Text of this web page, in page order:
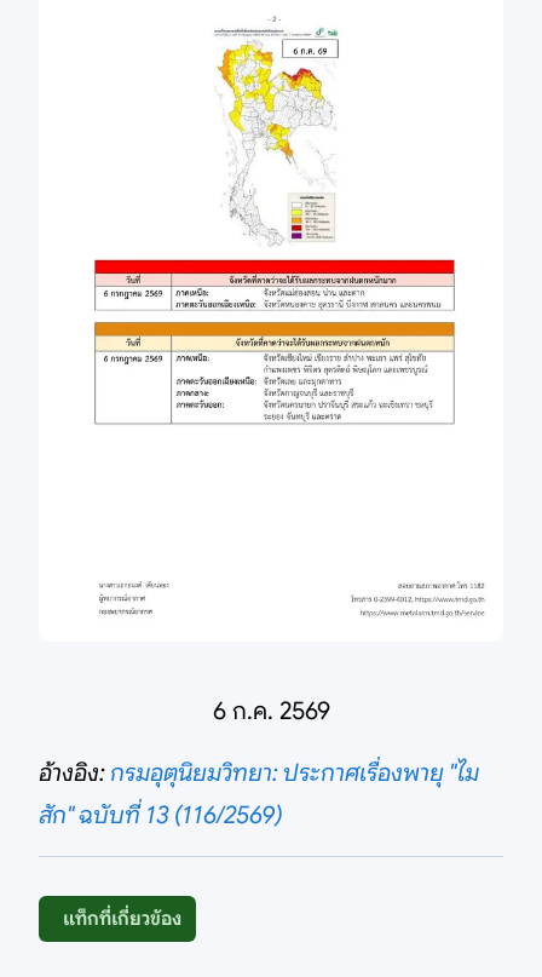
6 ก.ค. 2569
อ้างอิง: กรมอุตุนิยมวิทยา: ประกาศเรื่องพายุ "ไม
สัก" ฉบับที่ 13 (116/2569)
แท็กที่เกี่ยวข้อง